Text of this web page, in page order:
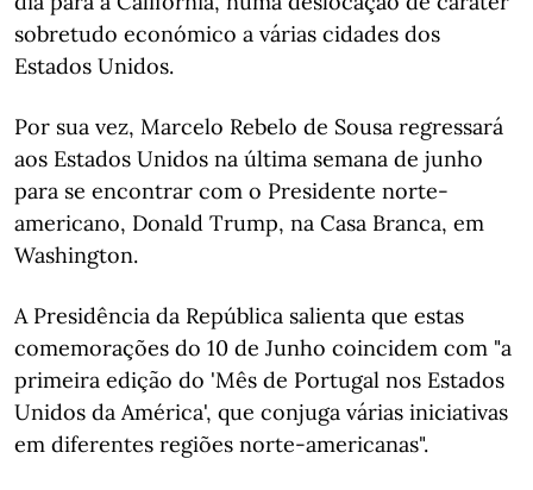
sobretudo económico a várias cidades dos
Estados Unidos.
Por sua vez, Marcelo Rebelo de Sousa regressará
aos Estados Unidos na última semana de junho
para se encontrar com o Presidente norte-
americano, Donald Trump, na Casa Branca, em
Washington.
A Presidência da República salienta que estas
comemorações do 10 de Junho coincidem com "a
primeira edição do 'Mês de Portugal nos Estados
Unidos da América', que conjuga várias iniciativas
em diferentes regiões norte-americanas".